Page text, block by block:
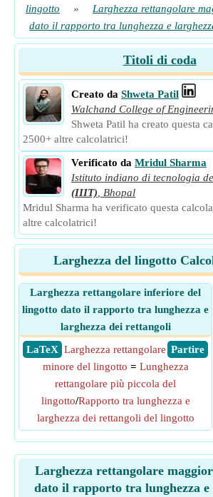
lingotto
»
Larghezza rettangolare
dato il rapporto tra lunghezza e
Titoli di coda
Creato da Shweta Patil
Walchand College of
Shweta Patil ha creato questa
2500+ altre calcolatrici!
Verificato da Mridul Sharma
Istituto indiano di tecnologia
(IIIT)
Bhopal
Mridul Sharma ha verificato questa
altre calcolatrici!
Larghezza del lingotto
Larghezza rettangolare inferiore del
lingotto dato il rapporto tra lunghezza e
larghezza dei rettangoli
​ LaTeX
​ Partire
Larghezza rettangolare
minore del lingotto = Lunghezza
rettangolare più piccola del
lingotto/Rapporto tra lunghezza e
larghezza dei rettangoli del lingotto
Larghezza rettangolare
dato il rapporto tra lunghezza e